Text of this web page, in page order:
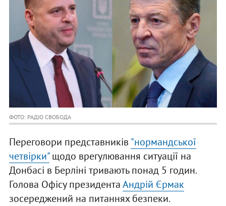
ФОТО: РАДІО СВОБОДА
Переговори представників "нормандської
четвірки"щодо врегулювання ситуації на
Донбасі в Берліні тривають понад 5 годин.
Голова Офісу президентаАндрій Єрмак
зосереджений на питаннях безпеки.